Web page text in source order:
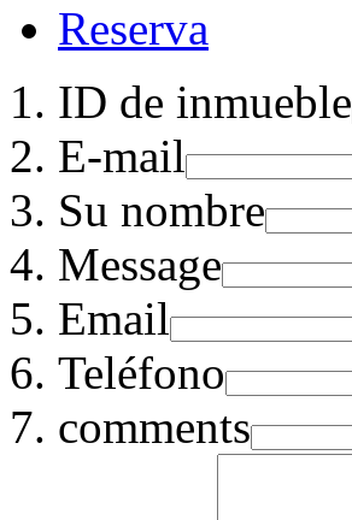
Reserva
ID de inmueble
E-mail
Su nombre
Message
Email
Teléfono
comments